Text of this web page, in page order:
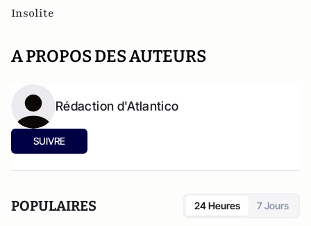
Insolite
A PROPOS DES AUTEURS
Rédaction d'Atlantico
SUIVRE
POPULAIRES 24 Heures 7 Jours